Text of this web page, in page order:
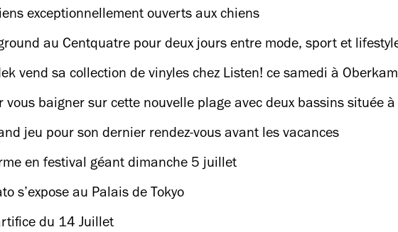
exceptionnellement ouverts aux chiens
au Centquatre pour deux jours entre mode, sport et
vend sa collection de vinyles chez Listen! ce samedi à
vous baigner sur cette nouvelle plage avec deux bassins située
jeu pour son dernier rendez-vous avant les vacances
en festival géant dimanche 5 juillet
s’expose au Palais de Tokyo
du 14 Juillet